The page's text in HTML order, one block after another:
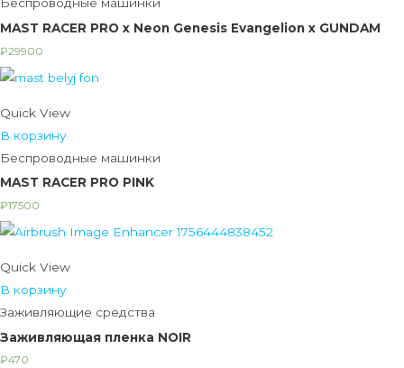
Беспроводные машинки
MAST RACER PRO x Neon Genesis Evangelion x GUNDAM
₽29900
Quick View
В корзину
Беспроводные машинки
MAST RACER PRO PINK
₽17500
Quick View
В корзину
Заживляющие средства
Заживляющая пленка NOIR
₽470